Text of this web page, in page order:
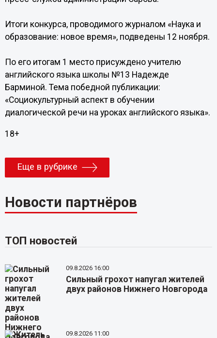
Итоги конкурса, проводимого журналом «Наука и
образование: новое время», подведены 12 ноября.
По его итогам 1 место присуждено учителю
английского языка школы №13 Надежде
Барминой. Тема победной публикации:
«Социокультурный аспект в обучении
диалогической речи на уроках английского языка».
18+
Еще в рубрике
Новости партнёров
ТОП новостей
09.8.2026 16:00
Сильный грохот напугал жителей
двух районов Нижнего Новгорода
09.8.2026 11:00